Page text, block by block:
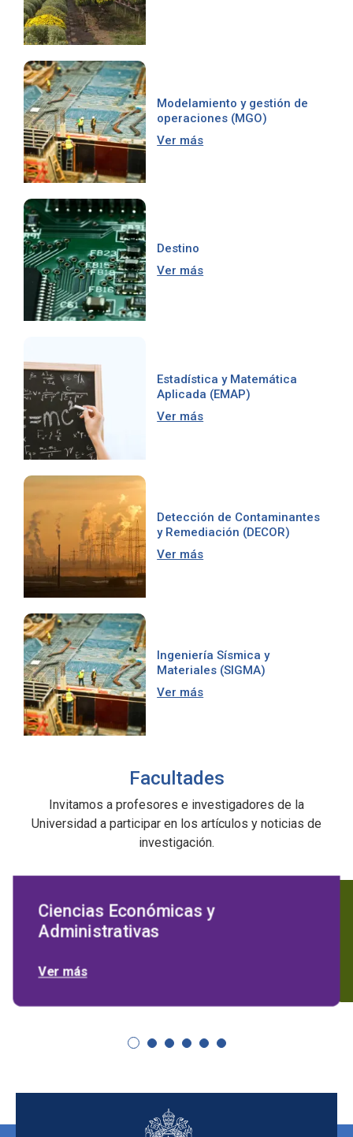
Modelamiento y gestión de
operaciones (MGO)
Ver más
Destino
Ver más
Estadística y Matemática
Aplicada (EMAP)
Ver más
Detección de Contaminantes
y Remediación (DECOR)
Ver más
Ingeniería Sísmica y
Materiales (SIGMA)
Ver más
Facultades
Invitamos a profesores e investigadores de la
Universidad a participar en los artículos y noticias de
investigación.
Ciencias Económicas y
Administrativas
Ver más